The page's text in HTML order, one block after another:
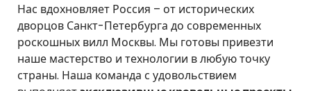
Нас вдохновляет Россия – от исторических
дворцов Санкт-Петербурга до современных
роскошных вилл Москвы. Мы готовы привезти
наше мастерство и технологии в любую точку
страны. Наша команда с удовольствием